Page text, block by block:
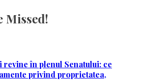
Missed!
în plenul Senatului: ce
privind proprietatea,